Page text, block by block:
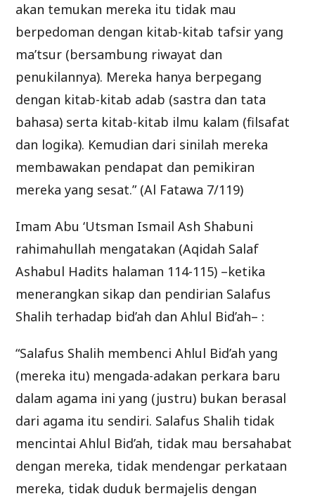
akan temukan mereka itu tidak mau
berpedoman dengan kitab-kitab tafsir yang
ma’tsur (bersambung riwayat dan
penukilannya). Mereka hanya berpegang
dengan kitab-kitab adab (sastra dan tata
bahasa) serta kitab-kitab ilmu kalam (filsafat
dan logika). Kemudian dari sinilah mereka
membawakan pendapat dan pemikiran
mereka yang sesat.” (Al Fatawa 7/119)
Imam Abu ‘Utsman Ismail Ash Shabuni
rahimahullah mengatakan (Aqidah Salaf
Ashabul Hadits halaman 114-115) –ketika
menerangkan sikap dan pendirian Salafus
Shalih terhadap bid’ah dan Ahlul Bid’ah– :
“Salafus Shalih membenci Ahlul Bid’ah yang
(mereka itu) mengada-adakan perkara baru
dalam agama ini yang (justru) bukan berasal
dari agama itu sendiri. Salafus Shalih tidak
mencintai Ahlul Bid’ah, tidak mau bersahabat
dengan mereka, tidak mendengar perkataan
mereka, tidak duduk bermajelis dengan